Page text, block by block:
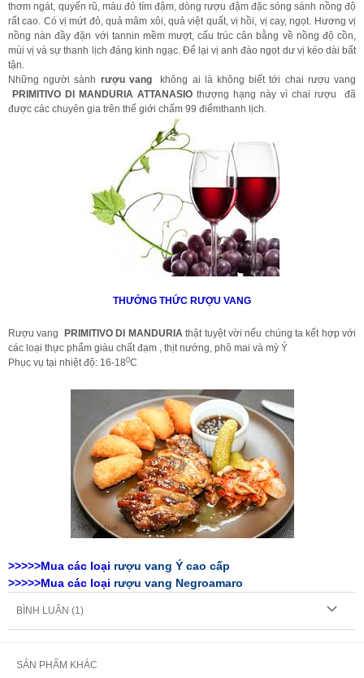
thơm ngát, quyến rũ, màu đỏ tím đậm, dòng rượu đậm đặc sóng sánh nồng độ
rất cao. Có vị mứt đỏ, quả mâm xôi, quả việt quất, vị hồi, vị cay, ngọt. Hương vị
nồng nàn đầy đặn với tannin mềm mượt, cấu trúc cân bằng về nồng độ cồn,
mùi vị và sự thanh lịch đáng kinh ngạc. Để lại vị anh đào ngọt dư vị kéo dài bất
tận.
Những người sành rượu vangkhông ai là không biết tới chai rượu vang
PRIMITIVO DI MANDURIA ATTANASIO thượng hạng này vì chai rượu đã
được các chuyên gia trên thế giới chấm 99 điểmthanh lịch.
THƯỞNG THỨC RƯỢU VANG
Rượu vang PRIMITIVO DI MANDURIAthật tuyệt vời nếu chúng ta kết hợp với
các loại thực phẩm giàu chất đạm , thịt nướng, phô mai và mỳ Ý
Phục vụ tại nhiệt độ: 16-180C
>>>>>Mua các loại rượu vang Ý cao cấp
>>>>>Mua các loại rượu vang Negroamaro
BÌNH LUẬN (1)
SẢN PHẨM KHÁC